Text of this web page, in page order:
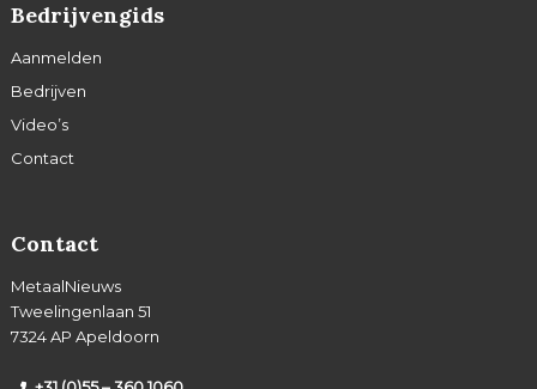
Bedrijvengids
Aanmelden
Bedrijven
Video’s
Contact
Contact
MetaalNieuws
Tweelingenlaan 51
7324 AP Apeldoorn